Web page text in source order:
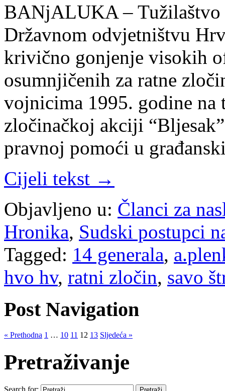
BANjALUKA –
Državnom odvjetništvu
krivično gonjenje visokih
osumnjičenih za ratne
vojnicima 1995. godine
zločinačkoj akciji
pravnoj pomoći u
Cijeli tekst →
Objavljeno u: Članci za
Hronika, Sudski postupci
Tagged: 14 generala,
hvo hv, ratni zločin, savo
Post Navigation
« Prethodna 1 … 10 11 12 13 Sljedeća »
Pretraživanje
Search for: